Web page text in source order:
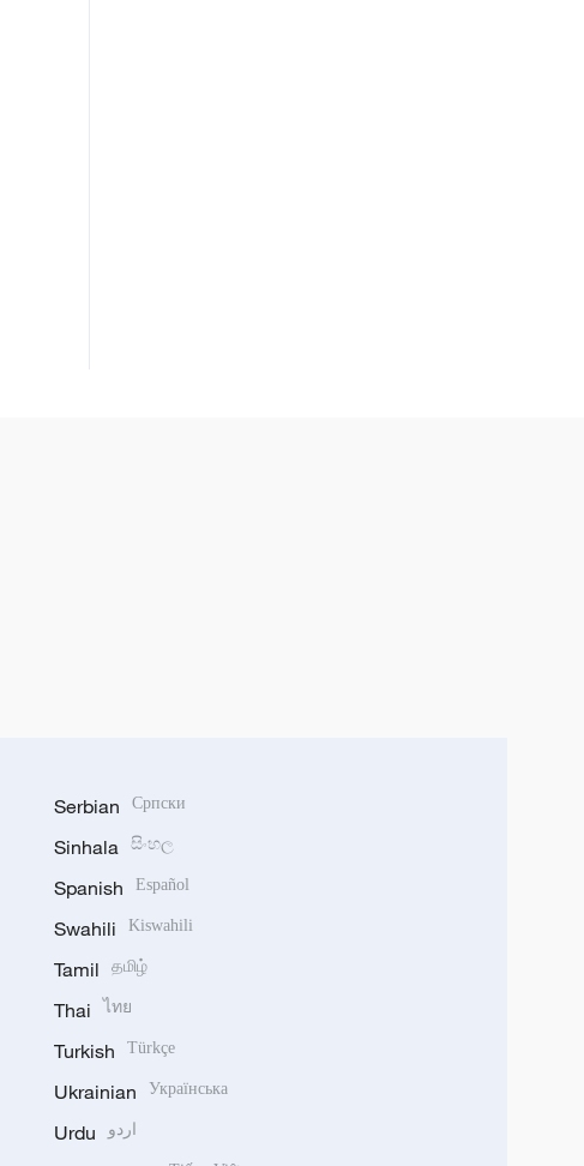
Serbian Српски
Sinhala සිංහල
Spanish Español
Swahili Kiswahili
Tamil தமிழ்
Thai ไทย
Turkish Türkçe
Ukrainian Українська
Urdu اردو